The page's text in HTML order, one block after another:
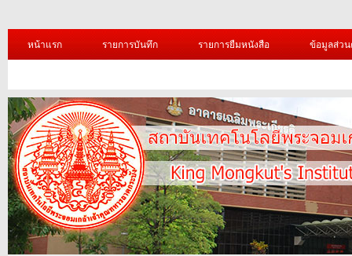
หน้าแรก รายการบันทึก รายการยืมหนังสือ ข้อมูลส่ว